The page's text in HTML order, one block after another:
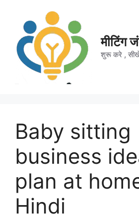
content
मीटिंग
शुरू करे ,
Baby sitting
business
plan at
Hindi